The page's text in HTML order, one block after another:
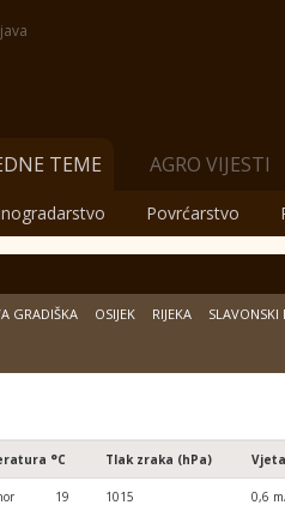
TEME
Povrćarstvo
AGRO VIJESTI
GRADIŠKA OSIJEK RIJEKA SLAVONSKI
°C Tlak zraka (hPa)
19 1015 0,6